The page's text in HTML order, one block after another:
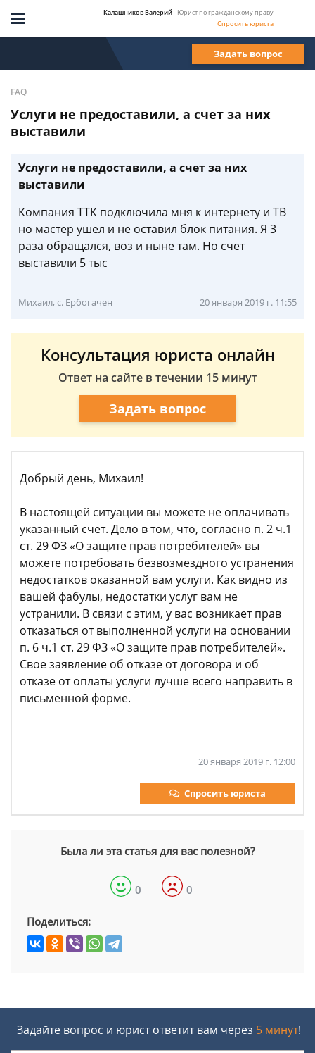
Калашников Валерий- Юрист по гражданскому праву
Спросить юриста
Задать вопрос
FAQ
Услуги не предоставили, а счет за них
выставили
Услуги не предоставили, а счет за них
выставили
Компания ТТК подключила мня к интернету и ТВ
но мастер ушел и не оставил блок питания. Я 3
раза обращался, воз и ныне там. Но счет
выставили 5 тыс
Михаил, с. Ербогачен 20 января 2019 г. 11:55
Консультация юриста онлайн
Ответ на сайте в течении 15 минут
Задать вопрос
Добрый день, Михаил!
В настоящей ситуации вы можете не оплачивать
указанный счет. Дело в том, что, согласно п. 2 ч.1
ст. 29 ФЗ «О защите прав потребителей» вы
можете потребовать безвозмездного устранения
недостатков оказанной вам услуги. Как видно из
вашей фабулы, недостатки услуг вам не
устранили. В связи с этим, у вас возникает прав
отказаться от выполненной услуги на основании
п. 6 ч.1 ст. 29 ФЗ «О защите прав потребителей».
Свое заявление об отказе от договора и об
отказе от оплаты услуги лучше всего направить в
письменной форме.
20 января 2019 г. 12:00
Спросить юриста
Была ли эта статья для вас полезной?
0 0
Поделиться:
Задайте вопрос и юрист ответит вам через 5 минут!